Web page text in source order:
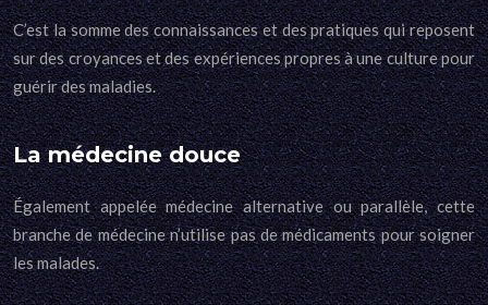
C’est la somme des connaissances et des pratiques qui reposent
sur des croyances et des expériences propres à une culture pour
guérir des maladies.
La médecine douce
Également appelée médecine alternative ou parallèle, cette
branche de médecine n’utilise pas de médicaments pour soigner
les malades.